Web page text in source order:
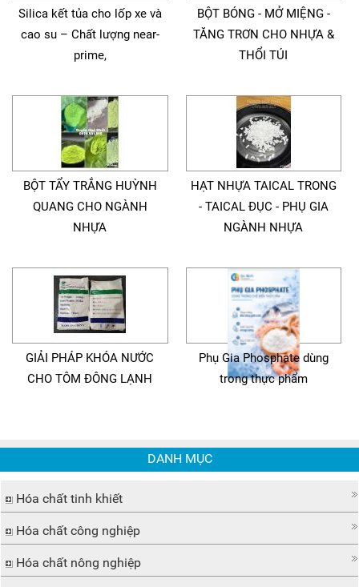
Silica kết tủa cho lốp xe và
cao su – Chất lượng near-
prime,
BỘT BÓNG - MỞ MIỆNG -
TĂNG TRƠN CHO NHỰA &
THỔI TÚI
BỘT TẨY TRẮNG HUỲNH
QUANG CHO NGÀNH
NHỰA
HẠT NHỰA TAICAL TRONG
- TAICAL ĐỤC - PHỤ GIA
NGÀNH NHỰA
GIẢI PHÁP KHÓA NƯỚC
CHO TÔM ĐÔNG LẠNH
Phụ Gia Phosphate dùng
trong thực phẩm
DANH MỤC
Hóa chất tinh khiết
Hóa chất công nghiệp
Hóa chất nông nghiệp